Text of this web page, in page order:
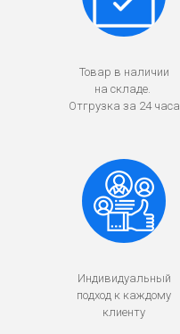
Товар в наличии
на складе.
Отгрузка за 24 часа
Индивидуальный
подход к каждому
клиенту